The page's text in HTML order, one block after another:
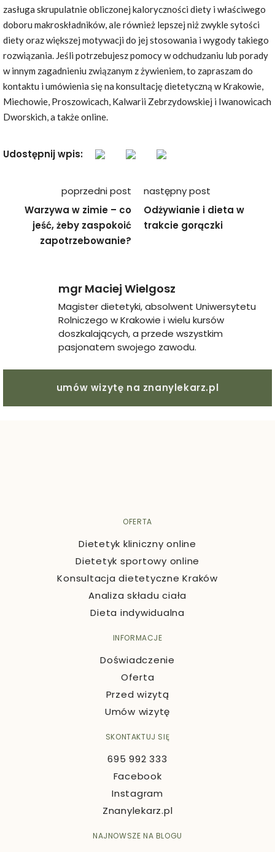
zasługa skrupulatnie obliczonej kaloryczności diety i właściwego
doboru makroskładników, ale również lepszej niż zwykle sytości
diety oraz większej motywacji do jej stosowania i wygody takiego
rozwiązania. Jeśli potrzebujesz pomocy w odchudzaniu lub porady
w innym zagadnieniu związanym z żywieniem, to zapraszam do
kontaktu i umówienia się na konsultację dietetyczną w Krakowie,
Miechowie, Proszowicach, Kalwarii Zebrzydowskiej i Iwanowicach
Dworskich, a także online.
Udostępnij wpis:
Nawigacja
wpisu
poprzedni post
Warzywa w zimie – co
jeść, żeby zaspokoić
zapotrzebowanie?
następny post
Odżywianie i dieta w
trakcie gorączki
mgr Maciej Wielgosz
Magister dietetyki, absolwent Uniwersytetu
Rolniczego w Krakowie i wielu kursów
doszkalających, a przede wszystkim
pasjonatem swojego zawodu.
umów wizytę na znanylekarz.pl
OFERTA
Dietetyk kliniczny online
Dietetyk sportowy online
Konsultacja dietetyczne Kraków
Analiza składu ciała
Dieta indywidualna
INFORMACJE
Doświadczenie
Oferta
Przed wizytą
Umów wizytę
SKONTAKTUJ SIĘ
695 992 333
Facebook
Instagram
Znanylekarz.pl
NAJNOWSZE NA BLOGU